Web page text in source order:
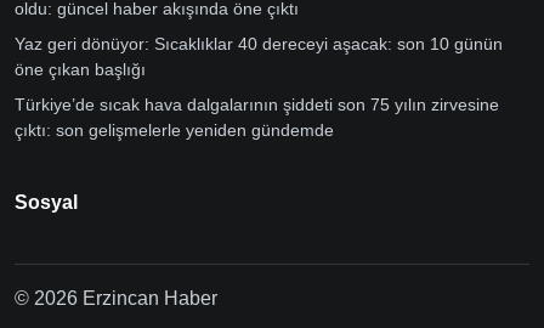
oldu: güncel haber akışında öne çıktı
Yaz geri dönüyor: Sıcaklıklar 40 dereceyi aşacak: son 10 günün
öne çıkan başlığı
Türkiye’de sıcak hava dalgalarının şiddeti son 75 yılın zirvesine
çıktı: son gelişmelerle yeniden gündemde
Sosyal
© 2026 Erzincan Haber